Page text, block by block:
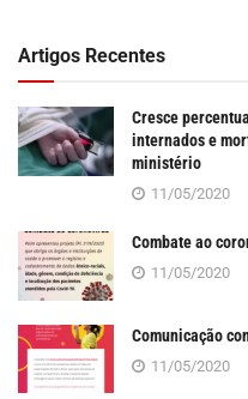
Artigos Recentes
Cresce
internados e
ministério
11/05/2020
Combate ao
11/05/2020
Comunicação
11/05/2020